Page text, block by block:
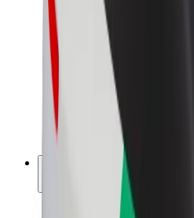
Kuljettajan ansiot
Ruokalähetit
Lähetin ansiot
Bolt Food -kauppiaat